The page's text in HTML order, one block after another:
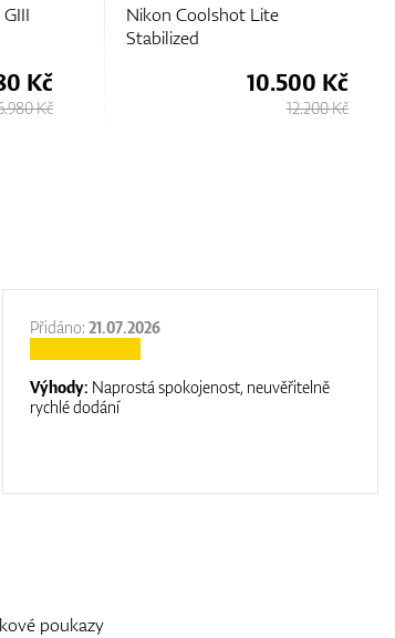
Kč
12.200 Kč
Nikon Coolshot 20 GIII
5.380 Kč
5.980 Kč
Přidáno:21.07.2026
Výhody: Naprostá spokojenost, neuvěřitelně
rychlé dodání
poukazy